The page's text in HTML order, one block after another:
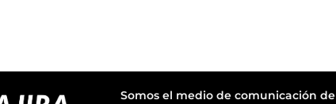
Somos el medio de comunicación de